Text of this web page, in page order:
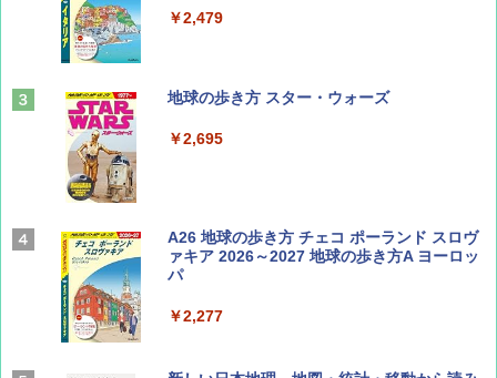
￥1,500
山と溪谷 2026年8月号「南アルプス大全」
￥1,540
Coyote No.89 特集 星野道夫 夢見る旅
￥1,540
￥2,479
地球の歩き方 スター・ウォーズ
￥2,695
A26 地球の歩き方 チェコ ポーランド スロヴ
ァキア 2026～2027 地球の歩き方A ヨーロッ
パ
￥2,277